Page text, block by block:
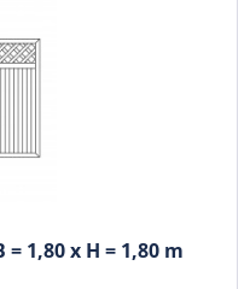
1,80 x H = 1,80 m